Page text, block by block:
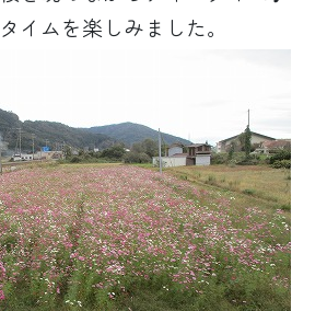
イムを楽しみました。